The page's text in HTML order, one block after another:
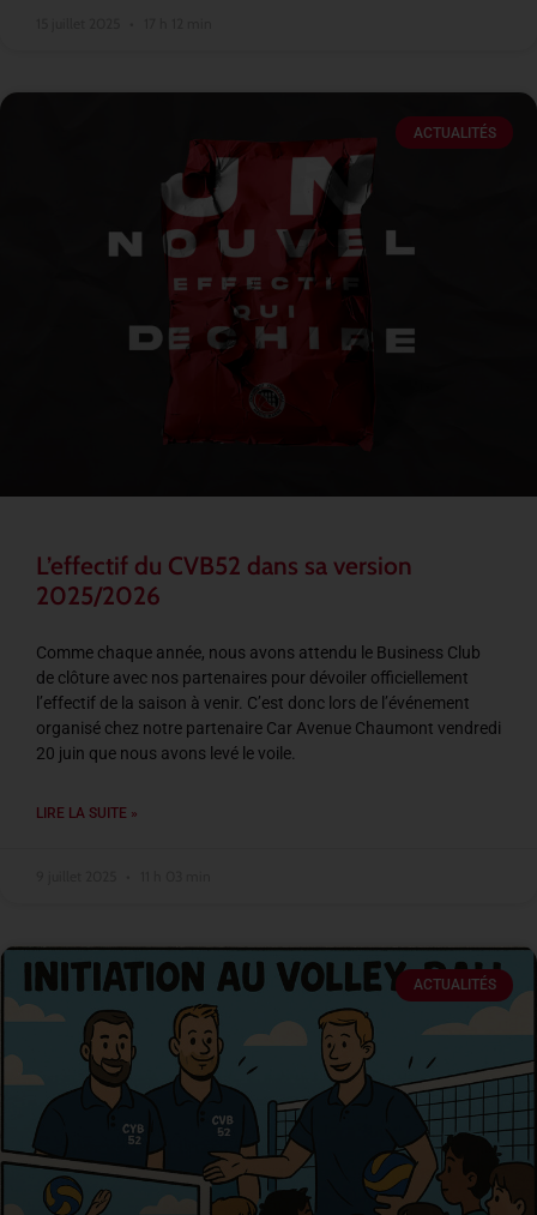
ACTUALITÉS
L’effectif du CVB52 dans sa version
2025/2026
Comme chaque année, nous avons attendu le Business Club
de clôture avec nos partenaires pour dévoiler officiellement
l’effectif de la saison à venir. C’est donc lors de l’événement
organisé chez notre partenaire Car Avenue Chaumont vendredi
20 juin que nous avons levé le voile.
LIRE LA SUITE »
ACTUALITÉS